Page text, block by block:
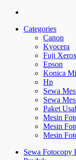
Categories
Canon
Kyocera
Fuji
Epson
Konica
Hp
Sewa
Sewa
Paket
Mesin
Mesin
Mesin
Sewa Fotocopy